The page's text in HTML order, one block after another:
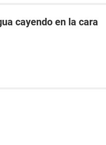
cayendo en la cara